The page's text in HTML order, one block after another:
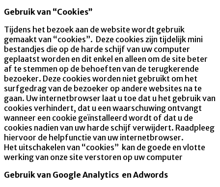
Gebruik van “Cookies”
Tijdens het bezoek aan de website wordt gebruik
gemaakt van “cookies”. Deze cookies zijn tijdelijk mini
bestandjes die op de harde schijf van uw computer
geplaatst worden en dit enkel en alleen om de site beter
af te stemmen op de behoeften van de terugkerende
bezoeker. Deze cookies worden niet gebruikt om het
surfgedrag van de bezoeker op andere websites na te
gaan. Uw internetbrowser laat u toe dat u het gebruik van
cookies verhindert, dat u een waarschuwing ontvangt
wanneer een cookie geïnstalleerd wordt of dat u de
cookies nadien van uw harde schijf verwijdert. Raadpleeg
hiervoor de helpfunctie van uw internetbrowser.
Het uitschakelen van “cookies” kan de goede en vlotte
werking van onze site verstoren op uw computer
Gebruik van Google Analytics en Adwords